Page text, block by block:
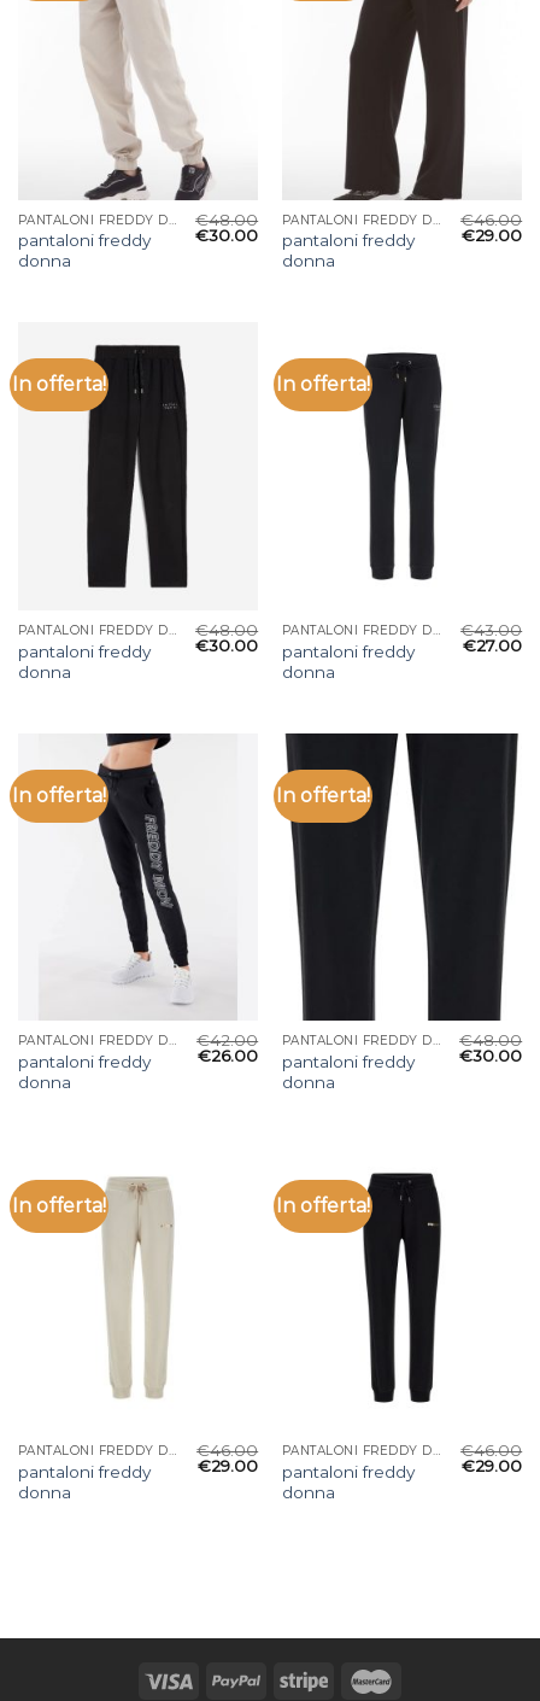
PANTALONI FREDDY DONNA
pantaloni freddy
donna
€48.00
€30.00
PANTALONI FREDDY DONNA
pantaloni freddy
donna
€46.00
€29.00
In offerta!
PANTALONI FREDDY DONNA
pantaloni freddy
donna
€48.00
€30.00
In offerta!
PANTALONI FREDDY DONNA
pantaloni freddy
donna
€43.00
€27.00
In offerta!
PANTALONI FREDDY DONNA
pantaloni freddy
donna
€42.00
€26.00
In offerta!
PANTALONI FREDDY DONNA
pantaloni freddy
donna
€48.00
€30.00
In offerta!
PANTALONI FREDDY DONNA
pantaloni freddy
donna
€46.00
€29.00
In offerta!
PANTALONI FREDDY DONNA
pantaloni freddy
donna
€46.00
€29.00